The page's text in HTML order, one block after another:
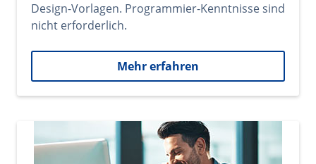
Design-Vorlagen. Programmier-Kenntnisse sind
nicht erforderlich.
Mehr erfahren